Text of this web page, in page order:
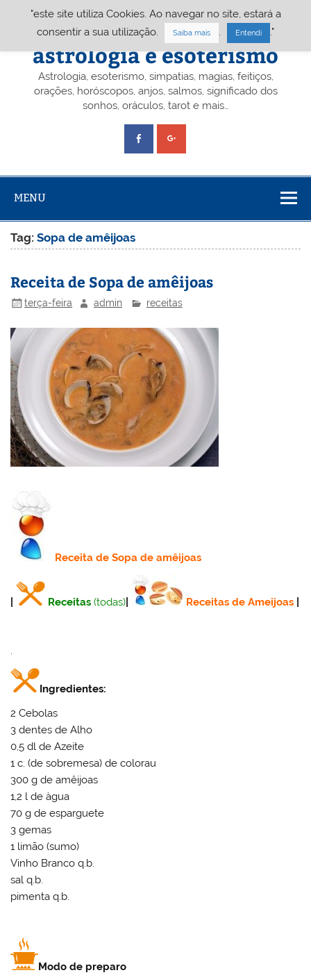
Portal A&E – Portal
astrologia e esoterismo
Astrologia, esoterismo, simpatias, magias, feitiços,
orações, horóscopos, anjos, salmos, significado dos
sonhos, oráculos, tarot e mais…
MENU
Tag:Sopa de amêijoas
Receita de Sopa de amêijoas
terça-feira admin receitas
Receitade Sopa de amêijoas
Receitas (todas) Receitas de Ameijoas
.
Ingredientes:
2 Cebolas
3 dentes de Alho
0,5 dl de Azeite
1 c. (de sobremesa) de colorau
300 g de amêijoas
1,2 l de àgua
70 g de esparguete
3 gemas
1 limão (sumo)
Vinho Branco q.b.
sal q.b.
pimenta q.b.
Modo de preparo
"este site utiliza Cookies. Ao navegar no site, estará a
consentir a sua utilização.
Saiba mais Entendi ."